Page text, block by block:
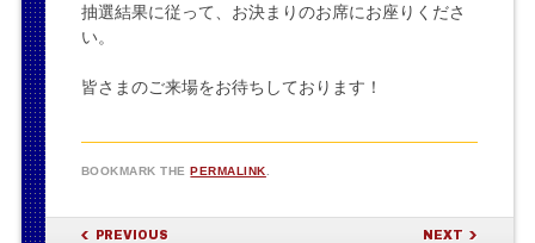
抽選結果に従って、お決まりのお席にお座りくださ
い。
皆さまのご来場をお待ちしております！
BOOKMARK THEPERMALINK
POST NAVIGATION
PREVIOUS NEXT